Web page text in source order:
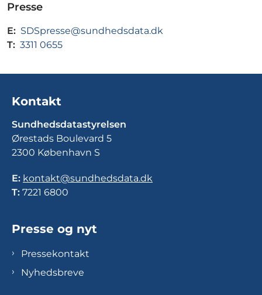
Presse
E: SDSpresse@sundhedsdata.dk
T: 3311 0655
Kontakt
Sundhedsdatastyrelsen
Ørestads Boulevard 5
2300 København S
E: kontakt@sundhedsdata.dk
T: 7221 6800
Presse og nyt
Pressekontakt
Nyhedsbreve